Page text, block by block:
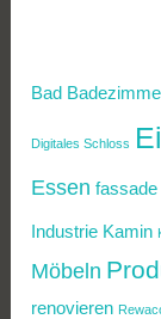
Bad
Digitales Schloss
Essen fassade
Industrie Kamin
Möbeln
renovieren